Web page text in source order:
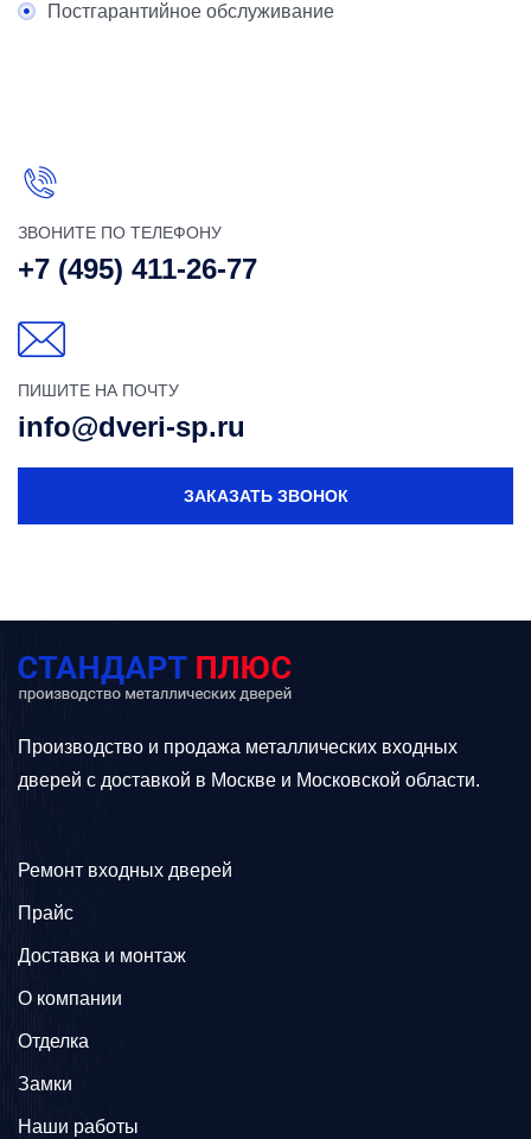
Постгарантийное обслуживание
ЗВОНИТЕ ПО ТЕЛЕФОНУ
+7 (495) 411-26-77
ПИШИТЕ НА ПОЧТУ
info@dveri-sp.ru
ЗАКАЗАТЬ ЗВОНОК
Производство и продажа металлических входных
дверей с доставкой в Москве и Московской области.
Ремонт входных дверей
Прайс
Доставка и монтаж
О компании
Отделка
Замки
Наши работы